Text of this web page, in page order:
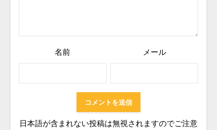
名前 メール
日本語が含まれない投稿は無視されますのでご注意